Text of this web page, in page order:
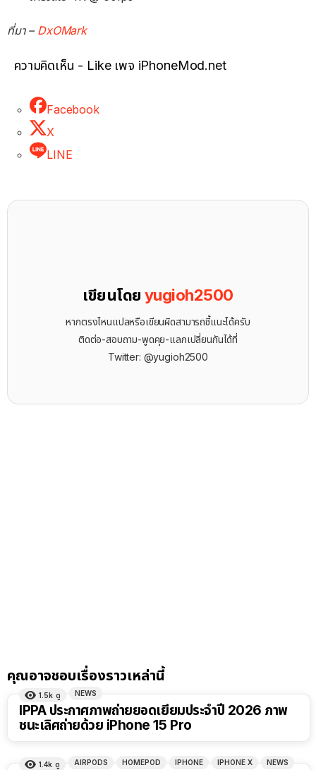
ที่มา – DxOMark
ความคิดเห็น - Like เพจ iPhoneMod.net
Facebook
X
LINE
เขียนโดยyugioh2500
หากตรงไหนแปลหรือเขียนผิดสามารถชี้แนะได้ครับ
ติดต่อ-สอบถาม-พูดคุย-แลกเปลี่ยนกันได้ที่
Twitter: @yugioh2500
คุณอาจชอบเรื่องราวเหล่านี้
1.5k ดู NEWS
IPPA ประกาศภาพถ่ายยอดเยี่ยมประจำปี 2026 ภาพ
ชนะเลิศถ่ายด้วย iPhone 15 Pro
1.4k ดู AIRPODS HOMEPOD IPHONE IPHONE X NEWS